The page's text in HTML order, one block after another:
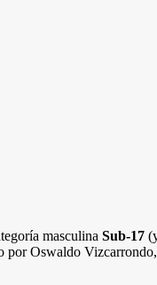
masculina Sub-17
Oswaldo